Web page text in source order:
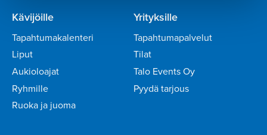
Kävijöille
Tapahtumakalenteri
Liput
Aukioloajat
Ryhmille
Ruoka ja juoma
Yrityksille
Tapahtumapalvelut
Tilat
Talo Events Oy
Pyydä tarjous